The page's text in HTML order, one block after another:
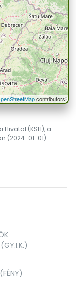
contributors
(KSH), a
(2024-01-01).
(GY.I.K.)